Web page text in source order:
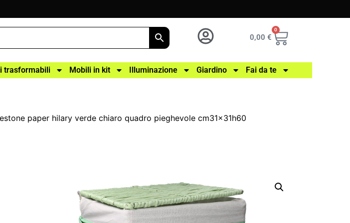
0,00 €
0
trasformabili Mobili in kit Illuminazione Giardino Fai da te
paper hilary verde chiaro quadro pieghevole cm31x31h60